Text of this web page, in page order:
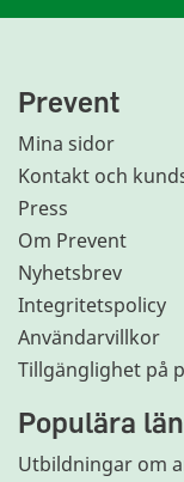
Prevent
Mina sidor
Kontakt och
Press
Om Prevent
Nyhetsbrev
Integritetspolicy
Användarvillkor
Tillgänglighet på
Populära
Utbildningar om